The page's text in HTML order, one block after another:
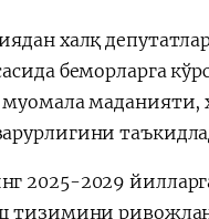
Поручение
Президента – в
действии
халқ
беморларга
маданияти,
2025-2029
тизимини